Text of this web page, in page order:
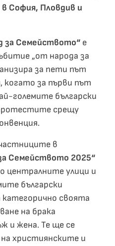
София, Пловдив и
за Семейството“ е
„от народа за
за пети път
когато за първи път
големите български
срещу
в
Семейството 2025“
централните улици и
български
категорично своята
на брака
и жена. Те ще се
християнските и